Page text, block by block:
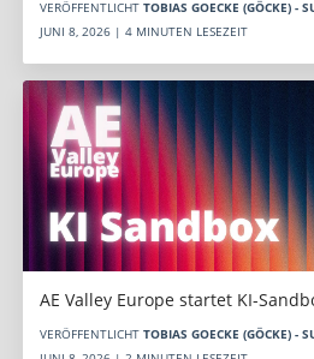
VERÖFFENTLICHT TOBIAS GOECKE (GÖCKE) -
JUNI 8, 2026 | 4 MINUTEN LESEZEIT
AE Valley Europe startet KI-
VERÖFFENTLICHT TOBIAS GOECKE (GÖCKE) -